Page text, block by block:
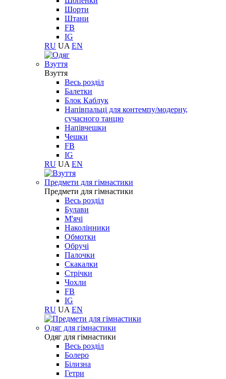
Шорти
Штани
FB
IG
RU UA EN
Взуття
Взуття
Весь розділ
Балетки
Блок Каблук
Напівпальці для контемпу/модерну,
сучасного танцю
Напівчешки
Чешки
FB
IG
RU UA EN
Предмети для гімнастики
Предмети для гімнастики
Весь розділ
Булави
М'ячі
Наколінники
Обмотки
Обручі
Палочки
Скакалки
Стрічки
Чохли
FB
IG
RU UA EN
Одяг для гімнастики
Одяг для гімнастики
Весь розділ
Болеро
Білизна
Гетри